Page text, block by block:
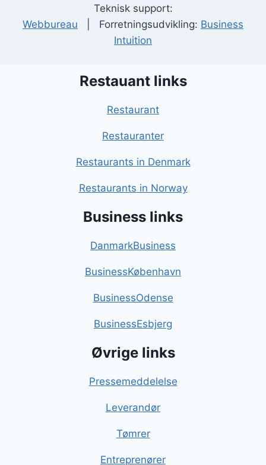
Teknisk support:
Webbureau | Forretningsudvikling: Business
Intuition
Restauant links
Restaurant
Restauranter
Restaurants in Denmark
Restaurants in Norway
Business links
DanmarkBusiness
BusinessKøbenhavn
BusinessOdense
BusinessEsbjerg
Øvrige links
Pressemeddelelse
Leverandør
Tømrer
Entreprenører